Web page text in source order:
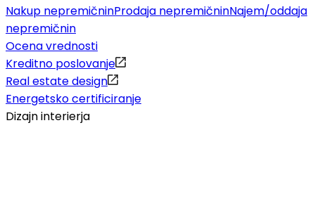
Nakup nepremičninProdaja nepremičninNajem/oddaja
nepremičnin
Ocena vrednosti
Kreditno poslovanje
Real estate design
Energetsko certificiranje
Dizajn interierja